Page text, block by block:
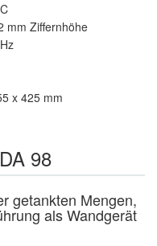
mm Ziffernhöhe
x 425 mm
98
getankten Mengen,
als Wandgerät